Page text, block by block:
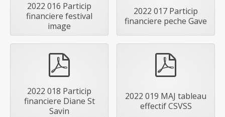
2022 016 Particip
financiere festival
image
2022 017 Particip
financiere peche Gave
2022 018 Particip
financiere Diane St
Savin
2022 019 MAJ tableau
effectif CSVSS